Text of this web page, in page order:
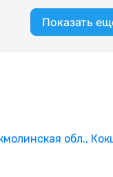
Показать
обл.,